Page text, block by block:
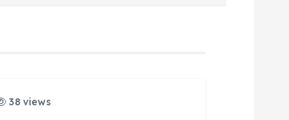
38 views